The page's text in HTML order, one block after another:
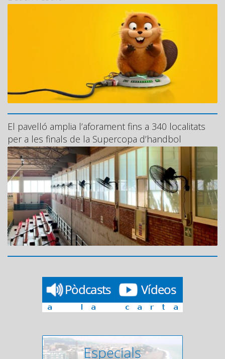
El pavelló amplia l’aforament fins a 340 localitats
per a les finals de la Supercopa d’handbol